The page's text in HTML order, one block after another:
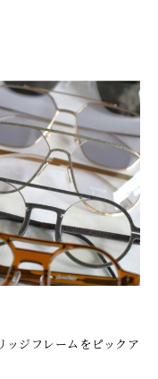
ジフレームをピックア